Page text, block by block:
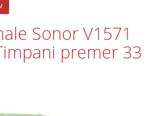
Sonor V1571
premer 33